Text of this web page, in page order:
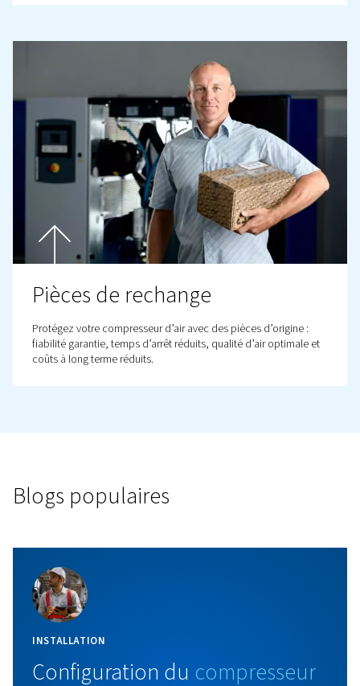
ACCESS
comprimé fiable pour un coût mensuel fixe. Qu’est-ce
flexibilité totale.